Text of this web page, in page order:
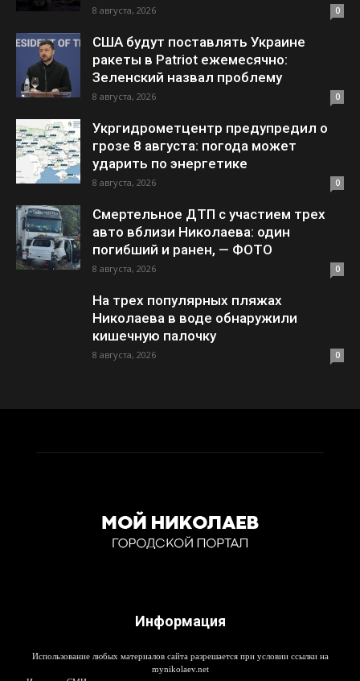
8 августа, 2026 0
США будут поставлять Украине
ракеты в Patriot ежемесячно:
Зеленский назвал проблему
8 августа, 2026 0
Укргидрометцентр предупредил о
грозе 8 августа: погода может
ударить по энергетике
8 августа, 2026 0
Смертельное ДТП с участием трех
авто вблизи Николаева: один
погибший и ранен, — ФОТО
8 августа, 2026 0
На трех популярных пляжах
Николаева в воде обнаружили
кишечную палочку
8 августа, 2026 0
Информация
Использование любых материалов сайта разрешается при условии ссылки на
mynikolaev.net